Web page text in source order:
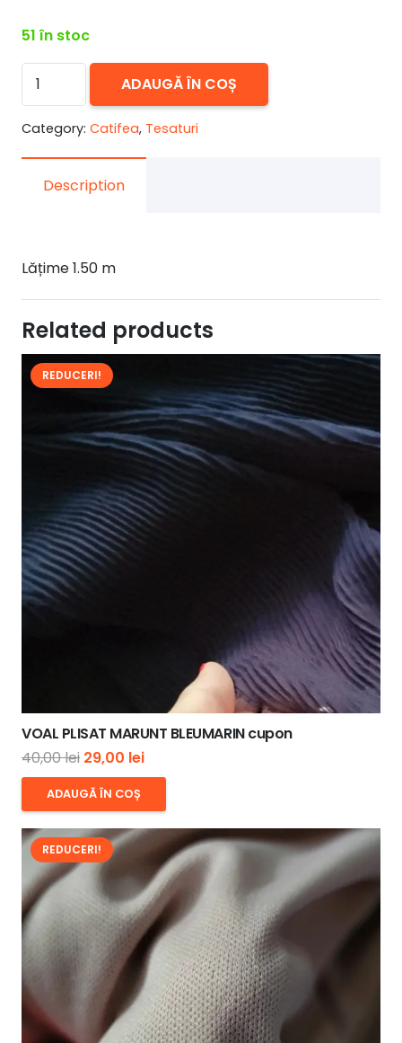
51 în stoc
Cantitate
Catifea
elastica
ADAUGĂ ÎN COȘ
Category: Catifea, Tesaturi
Description
Lățime 1.50 m
Related products
REDUCERI!
VOAL PLISAT MARUNT BLEUMARIN cupon
40,00lei Prețul
inițial
a
fost:
40,00 lei.
29,00 leiPrețul
curent
este:
29,00 lei.
ADAUGĂ ÎN COȘ
REDUCERI!